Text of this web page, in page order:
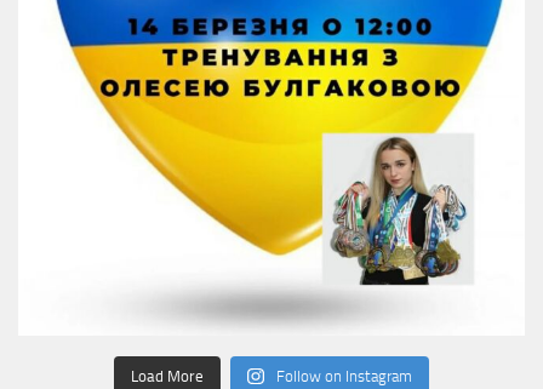
Load More Follow on Instagram